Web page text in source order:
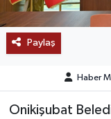
Paylaş
Haber
Onikişubat
POPÜLER
DÜNYA
TREND
MEDYA